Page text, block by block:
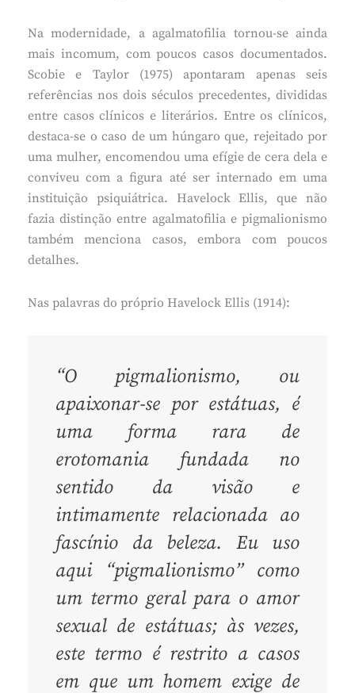
Na modernidade, a agalmatofilia tornou-se ainda
mais incomum, com poucos casos documentados.
Scobie e Taylor (1975) apontaram apenas seis
referências nos dois séculos precedentes, divididas
entre casos clínicos e literários. Entre os clínicos,
destaca-se o caso de um húngaro que, rejeitado por
uma mulher, encomendou uma efígie de cera dela e
conviveu com a figura até ser internado em uma
instituição psiquiátrica. Havelock Ellis, que não
fazia distinção entre agalmatofilia e pigmalionismo
também menciona casos, embora com poucos
detalhes.
Nas palavras do próprio Havelock Ellis (1914):
“O pigmalionismo, ou
apaixonar-se por estátuas, é
uma forma rara de
erotomania fundada no
sentido da visão e
intimamente relacionada ao
fascínio da beleza. Eu uso
aqui “pigmalionismo” como
um termo geral para o amor
sexual de estátuas; às vezes,
este termo é restrito a casos
em que um homem exige de